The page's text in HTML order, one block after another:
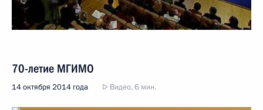
70-летие МГИМО
14 октября 2014 года Видео, 6 мин.